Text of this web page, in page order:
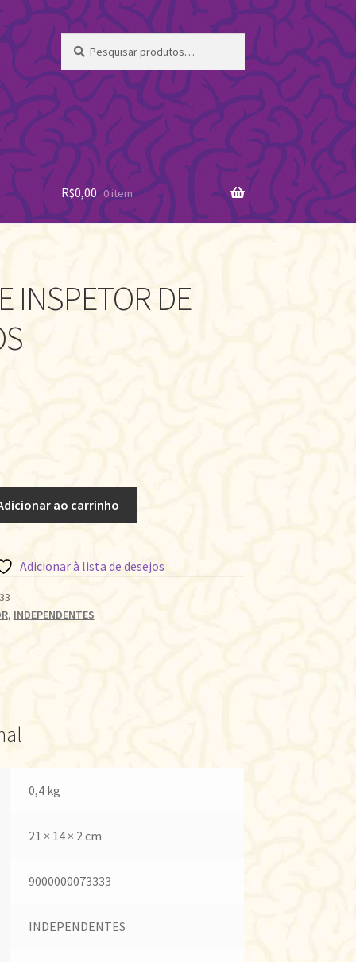
por:
R$0,00 0 item
INSPETOR DE
ao carrinho
Adicionar à lista de desejos
, INDEPENDENTES
0,4 kg
21 × 14 × 2 cm
9000000073333
INDEPENDENTES